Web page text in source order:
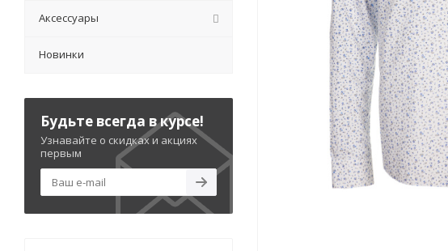
Аксессуары
Новинки
Будьте всегда в курсе!
Узнавайте о скидках и акциях
первым